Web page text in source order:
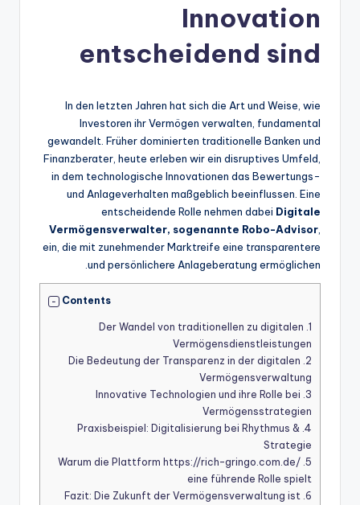
Innovation
entscheidend sind
In den letzten Jahren hat sich die Art und Weise, wie
Investoren ihr Vermögen verwalten, fundamental
gewandelt. Früher dominierten traditionelle Banken und
Finanzberater, heute erleben wir ein disruptives Umfeld,
in dem technologische Innovationen das Bewertungs-
und Anlageverhalten maßgeblich beeinflussen. Eine
entscheidende Rolle nehmen dabei Digitale
Vermögensverwalter, sogenannte Robo-Advisor
ein, die mit zunehmender Marktreife eine transparentere
und persönlichere Anlageberatung ermöglichen.
Contents
1.
Der Wandel von traditionellen zu digitalen
Vermögensdienstleistungen
2.
Die Bedeutung der Transparenz in der digitalen
Vermögensverwaltung
3.
Innovative Technologien und ihre Rolle bei
Vermögensstrategien
4.
Praxisbeispiel: Digitalisierung bei Rhythmus &
Strategie
5.
Warum die Plattform https://rich-gringo.com.de/
eine führende Rolle spielt
6.
Fazit: Die Zukunft der Vermögensverwaltung ist